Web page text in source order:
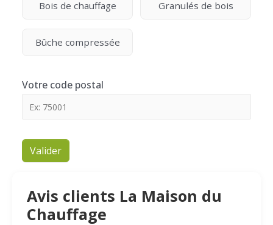
Bois de chauffage Granulés de bois
Bûche compressée
Votre code postal
Valider
Avis clients La Maison du
Chauffage